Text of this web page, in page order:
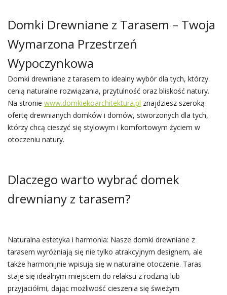
Domki Drewniane z Tarasem – Twoja
Wymarzona Przestrzeń
Wypoczynkowa
Domki drewniane z tarasem to idealny wybór dla tych, którzy
cenią naturalne rozwiązania, przytulność oraz bliskość natury.
Na stronie www.domkiekoarchitektura.pl znajdziesz szeroką
ofertę drewnianych domków i domów, stworzonych dla tych,
którzy chcą cieszyć się stylowym i komfortowym życiem w
otoczeniu natury.
Dlaczego warto wybrać domek
drewniany z tarasem?
Naturalna estetyka i harmonia: Nasze domki drewniane z
tarasem wyróżniają się nie tylko atrakcyjnym designem, ale
także harmonijnie wpisują się w naturalne otoczenie. Taras
staje się idealnym miejscem do relaksu z rodziną lub
przyjaciółmi, dając możliwość cieszenia się świeżym